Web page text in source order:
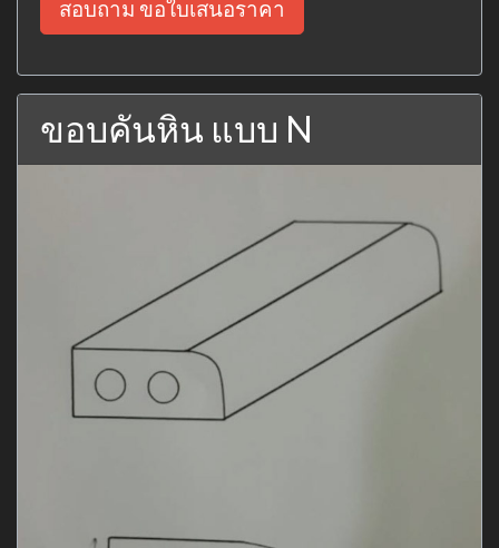
สอบถาม ขอใบเสนอราคา
ขอบคันหิน แบบ N